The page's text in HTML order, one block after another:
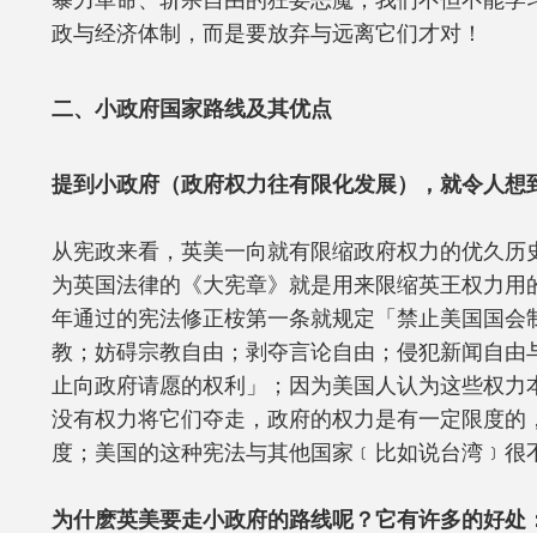
政与经济体制，而是要放弃与远离它们才对！
二、小政府国家路线及其优点
提到小政府（政府权力往有限化发展），就令人想
从宪政来看，英美一向就有限缩政府权力的优久历
为英国法律的《大宪章》就是用来限缩英王权力用
年通过的宪法修正桉第一条就规定「禁止美国国会
教；妨碍宗教自由；剥夺言论自由；侵犯新闻自由
止向政府请愿的权利」；因为美国人认为这些权力
没有权力将它们夺走，政府的权力是有一定限度的
度；美国的这种宪法与其他国家﹝比如说台湾﹞很
为什麽英美要走小政府的路线呢？它有许多的好处